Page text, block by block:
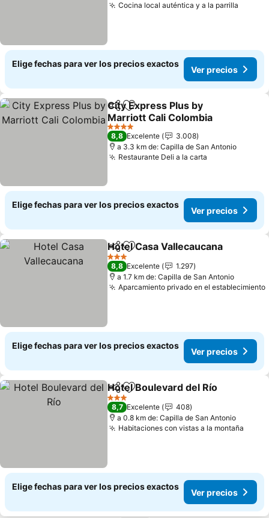
Cocina local auténtica y a la parrilla
Elige fechas para ver los precios exactos
Ver precios
CompartirAgregar a favoritos
City Express Plus by
Marriott Cali Colombia
Ver precios
4 Estrellas
8,8 Excelente
3.008
a 3.3 km de: Capilla de San Antonio
Restaurante Deli a la carta
Elige fechas para ver los precios exactos
Ver precios
CompartirAgregar a favoritos
Hotel Casa Vallecaucana
3 Estrellas
8,8 Excelente
1.297
a 1.7 km de: Capilla de San Antonio
Aparcamiento privado en el establecimiento
Elige fechas para ver los precios exactos
Ver precios
CompartirAgregar a favoritos
Hotel Boulevard del Río
3 Estrellas
8,7 Excelente
408
a 0.8 km de: Capilla de San Antonio
Habitaciones con vistas a la montaña
Elige fechas para ver los precios exactos
Ver precios